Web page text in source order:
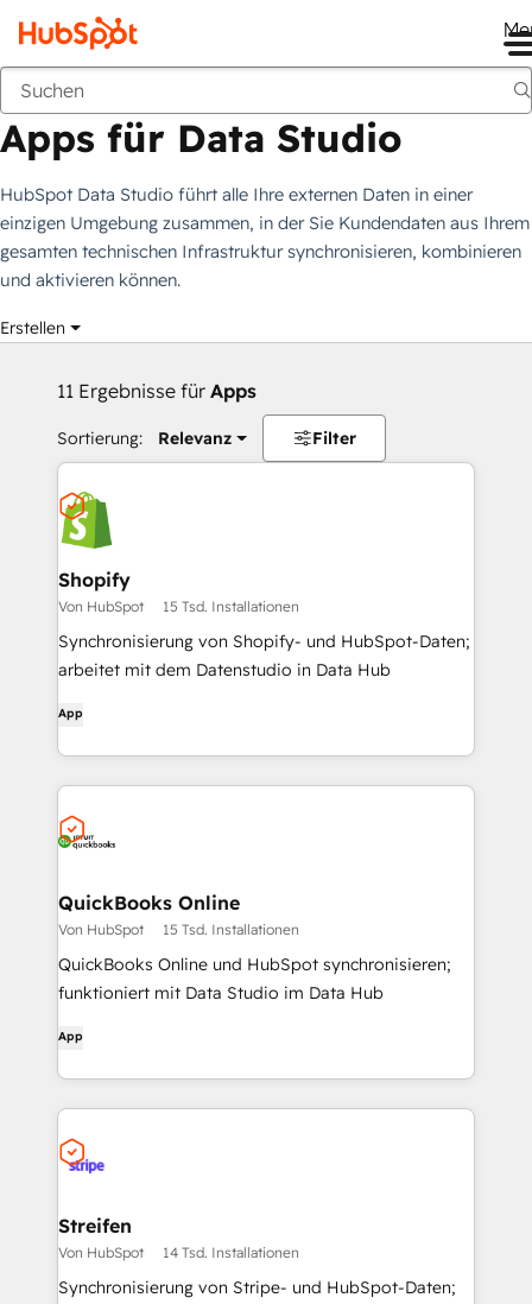
Marketplace
Apps für Data Studio
HubSpot Data Studio führt alle Ihre externen Daten in einer
einzigen Umgebung zusammen, in der Sie Kundendaten aus Ihrem
gesamten technischen Infrastruktur synchronisieren, kombinieren
und aktivieren können.
Erstellen
11 Ergebnisse für Apps
Sortierung: Relevanz Filter
Shopify
Von HubSpot 15 Tsd. Installationen
Synchronisierung von Shopify- und HubSpot-Daten;
arbeitet mit dem Datenstudio in Data Hub
App
QuickBooks Online
Von HubSpot 15 Tsd. Installationen
QuickBooks Online und HubSpot synchronisieren;
funktioniert mit Data Studio im Data Hub
App
Streifen
Von HubSpot 14 Tsd. Installationen
Synchronisierung von Stripe- und HubSpot-Daten;